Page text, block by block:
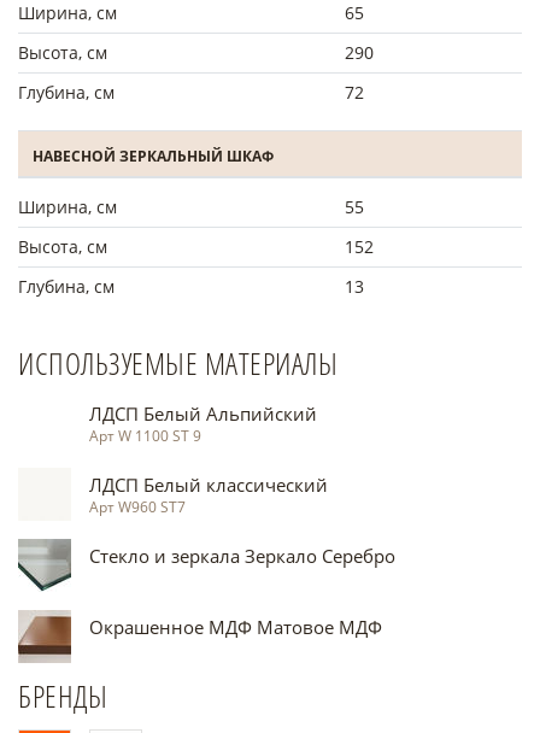
Ширина, см
65
Высота, см
290
Глубина, см
72
НАВЕСНОЙ ЗЕРКАЛЬНЫЙ ШКАФ
Ширина, см
55
Высота, см
152
Глубина, см
13
ИСПОЛЬЗУЕМЫЕ МАТЕРИАЛЫ
ЛДСП Белый Альпийский
Арт W 1100 ST 9
ЛДСП Белый классический
Арт W960 ST7
Стекло и зеркала Зеркало Серебро
Окрашенное МДФ Матовое МДФ
БРЕНДЫ